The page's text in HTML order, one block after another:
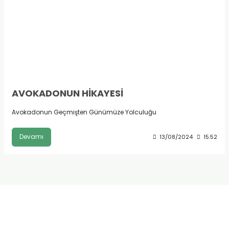
AVOKADONUN HİKAYESİ
Avokadonun Geçmişten Günümüze Yolculuğu
Devamı 13/08/2024 15:52